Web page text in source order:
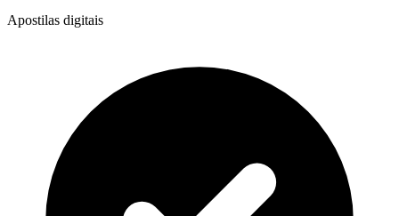
Apostilas digitais